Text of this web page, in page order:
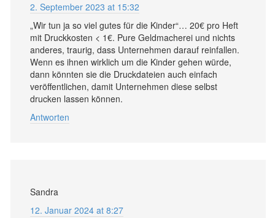
2. September 2023 at 15:32
„Wir tun ja so viel gutes für die Kinder“… 20€ pro Heft
mit Druckkosten < 1€. Pure Geldmacherei und nichts
anderes, traurig, dass Unternehmen darauf reinfallen.
Wenn es ihnen wirklich um die Kinder gehen würde,
dann könnten sie die Druckdateien auch einfach
veröffentlichen, damit Unternehmen diese selbst
drucken lassen können.
Antworten
Sandra
12. Januar 2024 at 8:27